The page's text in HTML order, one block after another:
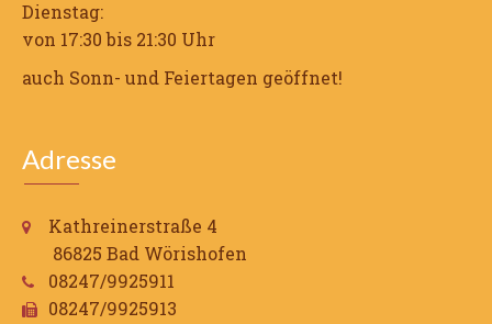
Dienstag:
von 17:30 bis 21:30 Uhr
auch Sonn- und Feiertagen geöffnet!
Adresse
Kathreinerstraße 4
86825 Bad Wörishofen
08247/9925911
08247/9925913